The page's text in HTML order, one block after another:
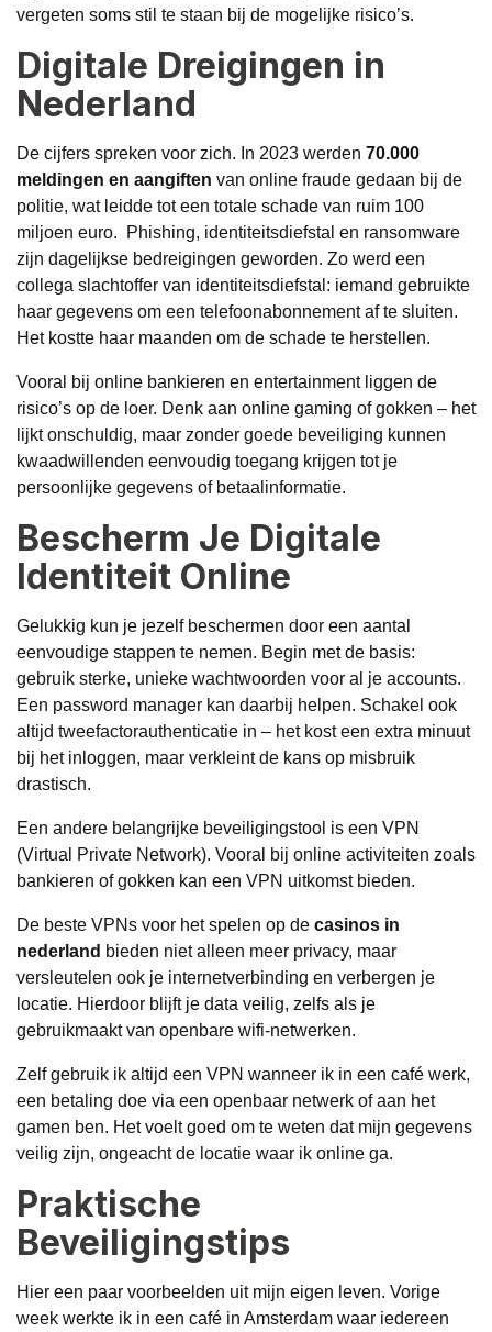
vergeten soms stil te staan bij de mogelijke risico’s.
Digitale Dreigingen in
Nederland
De cijfers spreken voor zich. In 2023 werden 70.000
meldingen en aangiften van online fraude gedaan bij de
politie, wat leidde tot een totale schade van ruim 100
miljoen euro. Phishing, identiteitsdiefstal en ransomware
zijn dagelijkse bedreigingen geworden. Zo werd een
collega slachtoffer van identiteitsdiefstal: iemand gebruikte
haar gegevens om een telefoonabonnement af te sluiten.
Het kostte haar maanden om de schade te herstellen.
Vooral bij online bankieren en entertainment liggen de
risico’s op de loer. Denk aan online gaming of gokken – het
lijkt onschuldig, maar zonder goede beveiliging kunnen
kwaadwillenden eenvoudig toegang krijgen tot je
persoonlijke gegevens of betaalinformatie.
Bescherm Je Digitale
Identiteit Online
Gelukkig kun je jezelf beschermen door een aantal
eenvoudige stappen te nemen. Begin met de basis:
gebruik sterke, unieke wachtwoorden voor al je accounts.
Een password manager kan daarbij helpen. Schakel ook
altijd tweefactorauthenticatie in – het kost een extra minuut
bij het inloggen, maar verkleint de kans op misbruik
drastisch.
Een andere belangrijke beveiligingstool is een VPN
(Virtual Private Network). Vooral bij online activiteiten zoals
bankieren of gokken kan een VPN uitkomst bieden.
De beste VPNs voor het spelen op de casinos in
nederland bieden niet alleen meer privacy, maar
versleutelen ook je internetverbinding en verbergen je
locatie. Hierdoor blijft je data veilig, zelfs als je
gebruikmaakt van openbare wifi-netwerken.
Zelf gebruik ik altijd een VPN wanneer ik in een café werk,
een betaling doe via een openbaar netwerk of aan het
gamen ben. Het voelt goed om te weten dat mijn gegevens
veilig zijn, ongeacht de locatie waar ik online ga.
Praktische
Beveiligingstips
Hier een paar voorbeelden uit mijn eigen leven. Vorige
week werkte ik in een café in Amsterdam waar iedereen